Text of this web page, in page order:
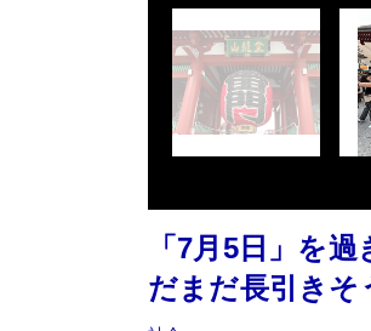
「7月5日」を
だまだ長引きそ